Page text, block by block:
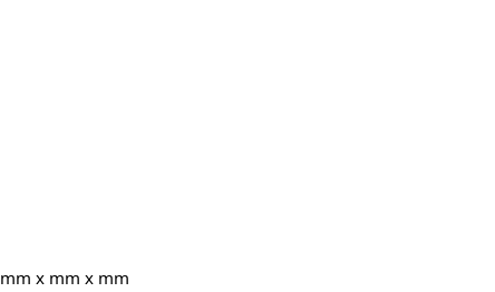
mm x mm x mm